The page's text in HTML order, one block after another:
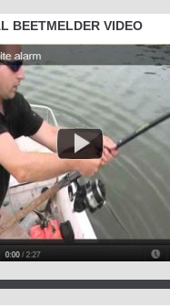
BEETMELDER VIDEO